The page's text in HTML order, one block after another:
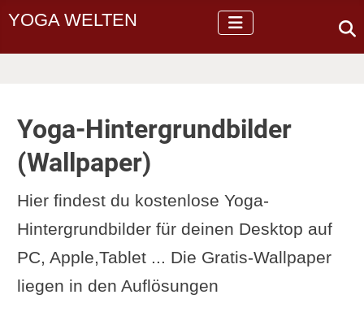
YOGA WELTEN
Yoga-Hintergrundbilder
(Wallpaper)
Hier findest du kostenlose Yoga-
Hintergrundbilder für deinen Desktop auf
PC, Apple,Tablet ... Die Gratis-Wallpaper
liegen in den Auflösungen